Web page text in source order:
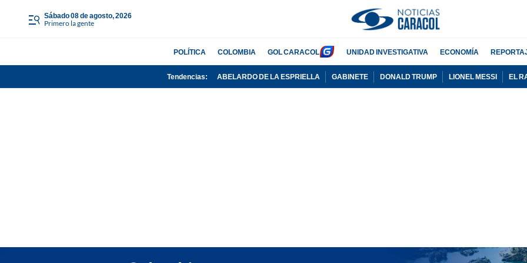
sábado 08 de agosto, 2026
Primero la gente
POLÍTICA COLOMBIA GOL CARACOL UNIDAD INVESTIGATIVA ECONOMÍA
Tendencias: ABELARDO DE LA ESPRIELLA GABINETE DONALD TRUMP LIONEL MESSI EL